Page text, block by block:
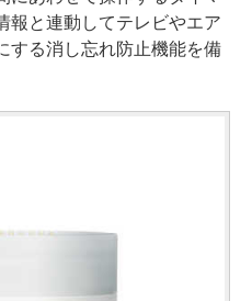
報と連動してテレビやエア
する消し忘れ防止機能を備